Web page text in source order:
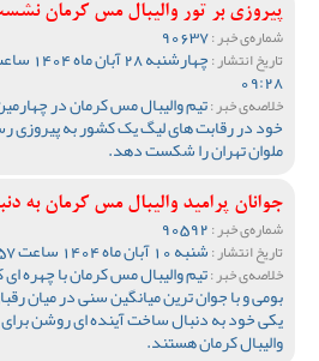
پیروزی بر تور والیبال مس کرمان
شماره‌ی خبر :
تاریخ انتشار : چهارشنبه 28 آبان
09:28
خلاصه‌ی خبر :تیم والیبال مس کرمان در
خود در رقابت های لیگ یک کشور به پیروزی
ملوان تهران را شکست دهد.
جوانان پرامید والیبال مس کرمان به
شماره‌ی خبر :
تاریخ انتشار :شنبه 10 آبان ماه 1404 ساعت 10:57
خلاصه‌ی خبر :تیم والیبال مس کرمان با چهره ای
بومی و با جوان ترین میانگین سنی در میان
یکی خود به دنبال ساخت آینده ای روشن
والیبال کرمان هستند.